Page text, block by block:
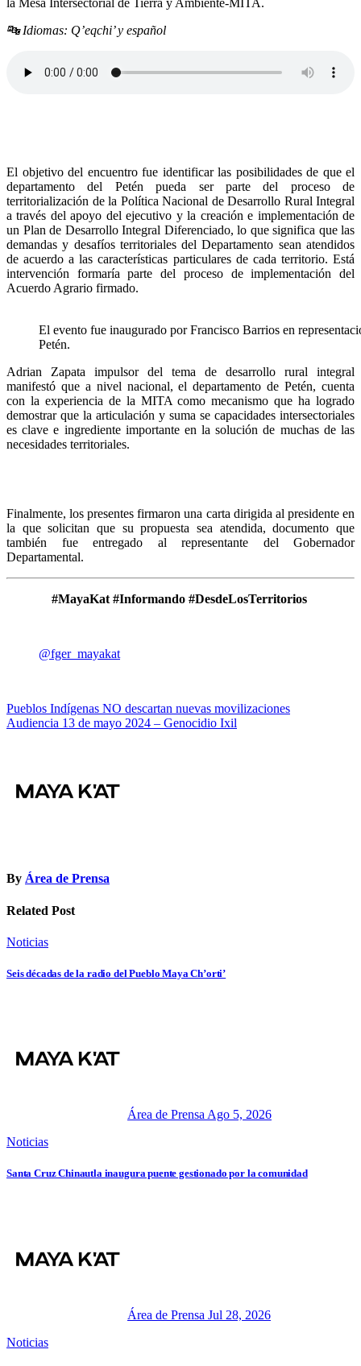
la Mesa Intersectorial de Tierra y Ambiente-MITA.
🔤Idiomas: Q’eqchi’ y español
El objetivo del encuentro fue identificar las posibilidades de que el
departamento del Petén pueda ser parte del proceso de
territorialización de la Política Nacional de Desarrollo Rural Integral
a través del apoyo del ejecutivo y la creación e implementación de
un Plan de Desarrollo Integral Diferenciado, lo que significa que las
demandas y desafíos territoriales del Departamento sean atendidos
de acuerdo a las características particulares de cada territorio. Está
intervención formaría parte del proceso de implementación del
Acuerdo Agrario firmado.
El evento fue inaugurado por Francisco Barrios en
Petén.
Adrian Zapata impulsor del tema de desarrollo rural integral
manifestó que a nivel nacional, el departamento de Petén, cuenta
con la experiencia de la MITA como mecanismo que ha logrado
demostrar que la articulación y suma se capacidades intersectoriales
es clave e ingrediente importante en la solución de muchas de las
necesidades territoriales.
Finalmente, los presentes firmaron una carta dirigida al presidente en
la que solicitan que su propuesta sea atendida, documento que
también fue entregado al representante del Gobernador
Departamental.
#MayaKat #Informando #DesdeLosTerritorios
@fger_mayakat
Navegación
de
Pueblos Indígenas NO descartan nuevas movilizaciones
Audiencia 13 de mayo 2024 – Genocidio Ixil
By Área de Prensa
Related Post
Noticias
Seis décadas de la radio del Pueblo Maya Ch’orti’
Área de Prensa Ago 5, 2026
Noticias
Santa Cruz Chinautla inaugura puente gestionado por la comunidad
Área de Prensa Jul 28, 2026
Noticias